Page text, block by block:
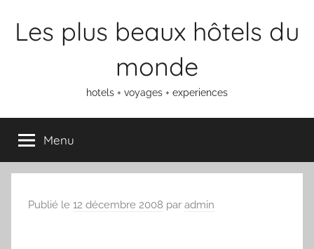
Les plus beaux hôtels du
monde
hotels + voyages + experiences
Menu
Publié le 12 décembre 2008 par admin